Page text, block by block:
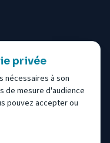
privée
nécessaires à son
de mesure d'audience
pouvez accepter ou